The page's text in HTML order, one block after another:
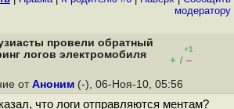
модератору
провели обратный
логов электромобиля
+1
+ / –
от Аноним (-), 06-Ноя-10, 05:56
что логи отправляются ментам?